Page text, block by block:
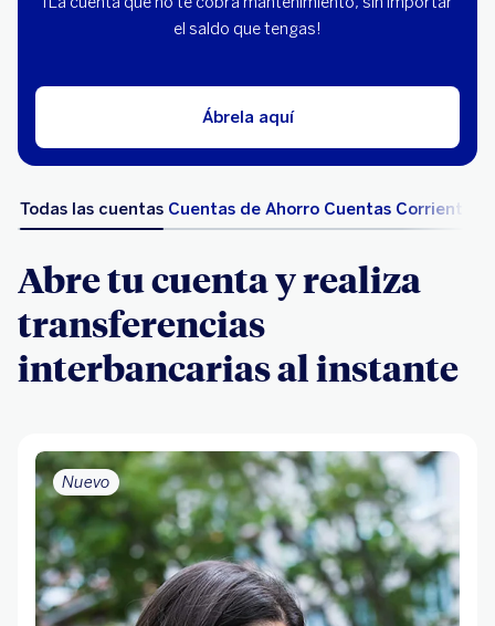
el saldo que tengas!
Ábrela aquí
Todas las cuentas Cuentas de Ahorro Cuentas Corriente
Abre tu cuenta y realiza
transferencias
interbancarias al instante
Nuevo